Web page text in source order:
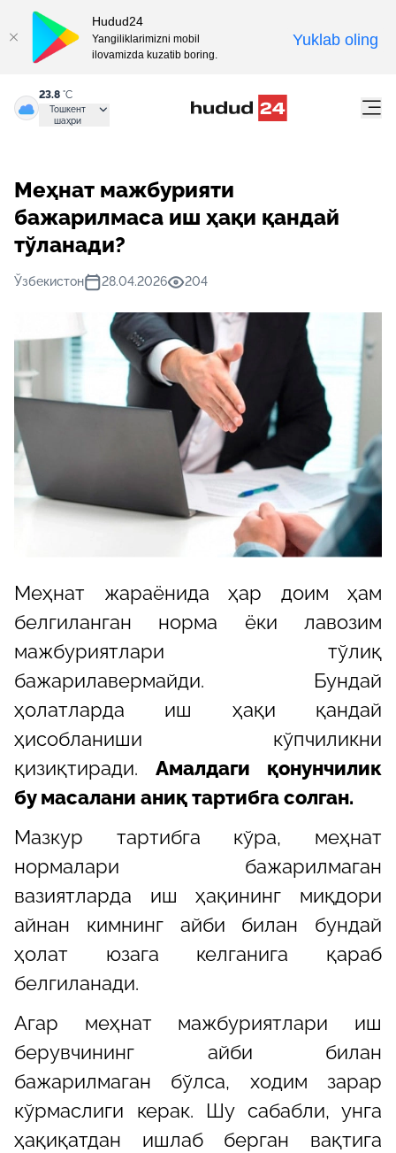
23.8 °C
Тошкент
шаҳри
Меҳнат мажбурияти
бажарилмаса иш ҳақи қандай
тўланади?
Ўзбекистон 28.04.2026 204
Меҳнат жараёнида ҳар доим ҳам
белгиланган норма ёки лавозим
мажбуриятлари тўлиқ
бажарилавермайди. Бундай
ҳолатларда иш ҳақи қандай
ҳисобланиши кўпчиликни
қизиқтиради. Амалдаги қонунчилик
бу масалани аниқ тартибга солган.
Мазкур тартибга кўра, меҳнат
нормалари бажарилмаган
вазиятларда иш ҳақининг миқдори
айнан кимнинг айби билан бундай
ҳолат юзага келганига қараб
белгиланади.
Агар меҳнат мажбуриятлари иш
берувчининг айби билан
бажарилмаган бўлса, ходим зарар
кўрмаслиги керак. Шу сабабли, унга
ҳақиқатдан ишлаб берган вақтига
Hudud24
Yangiliklarimizni mobil
ilovamizda kuzatib boring.
Yuklab oling